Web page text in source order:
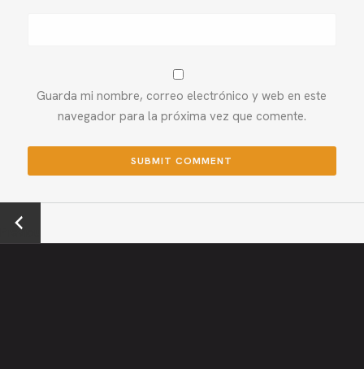
Guarda mi nombre, correo electrónico y web en este
navegador para la próxima vez que comente.
←
Previou